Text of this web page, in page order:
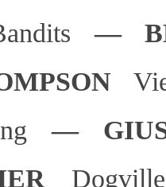
—
—